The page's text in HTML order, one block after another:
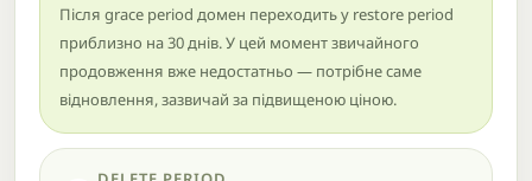
Після grace period домен переходить у restore period
приблизно на 30 днів. У цей момент звичайного
продовження вже недостатньо — потрібне саме
відновлення, зазвичай за підвищеною ціною.